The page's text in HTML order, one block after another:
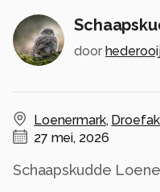
door hederooij
Loenermark,
27 mei, 2026
Schaapskudde